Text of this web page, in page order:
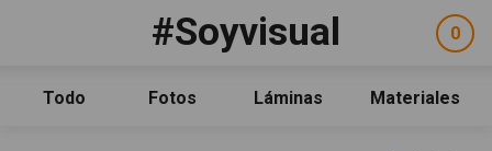
#Soyvisual
Todo
Fotos Láminas Materiales
0
FacebookYouTubeTwitter
Qué es #Soyvisual